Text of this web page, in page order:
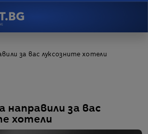
за вас луксозните хотели
направили за вас
хотели